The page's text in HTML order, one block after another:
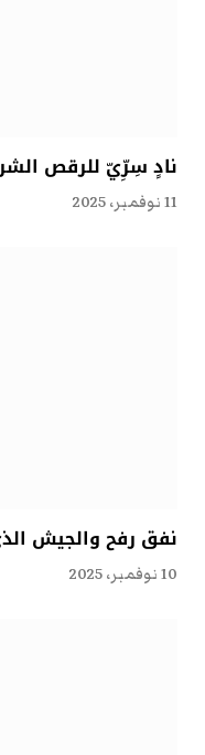
نادٍ سِرِّيّ للرقص
11 نوفمبر، 2025
نفق رفح والجيش
10 نوفمبر، 2025